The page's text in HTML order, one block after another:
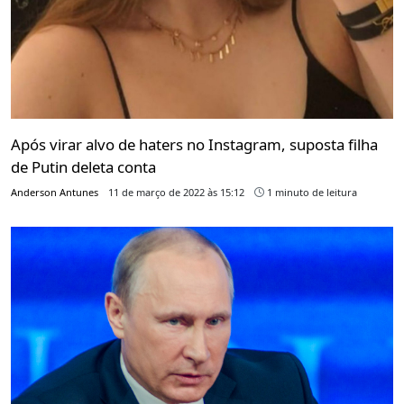
Após virar alvo de haters no Instagram, suposta filha
de Putin deleta conta
Anderson Antunes 11 de março de 2022 às 15:12 1 minuto de leitura